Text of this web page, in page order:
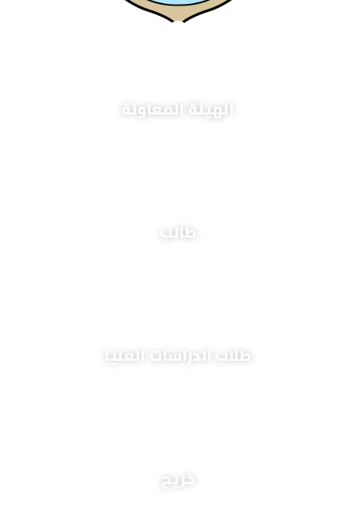
الهيئة المعاونة
طالب
طلاب الدراسات العليا
خريج